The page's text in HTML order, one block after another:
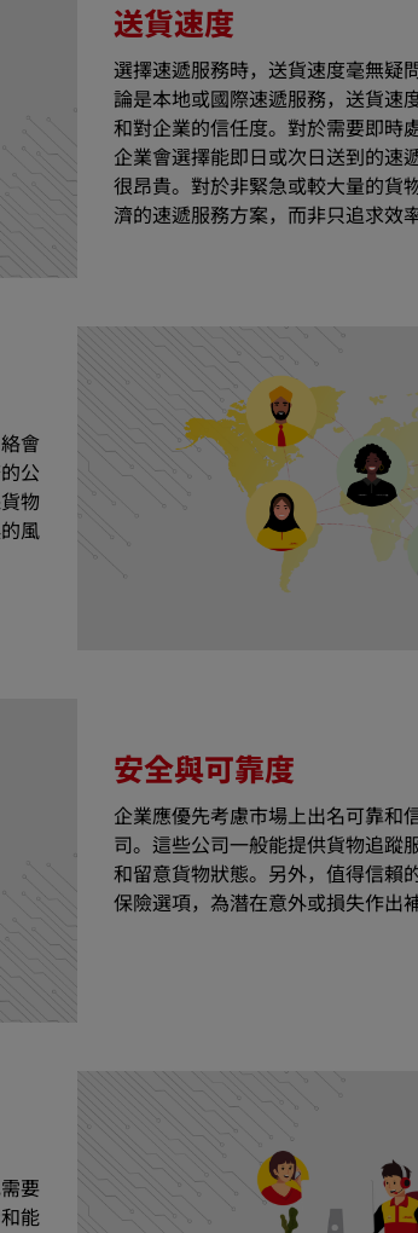
送貨速度
選擇速遞服務時，送貨速度毫無疑
論是本地或國際速遞服務，送貨速
和對企業的信任度。對於需要即時
企業會選擇能即日或次日送到的速
很昂貴。對於非緊急或較大量的貨
濟的速遞服務方案，而非只追求效率
會
公
物
風
安全與可靠度
企業應優先考慮市場上出名可靠和
司。這些公司一般能提供貨物追蹤
和留意貨物狀態。另外，值得信賴
保險選項，為潛在意外或損失作出
要
能